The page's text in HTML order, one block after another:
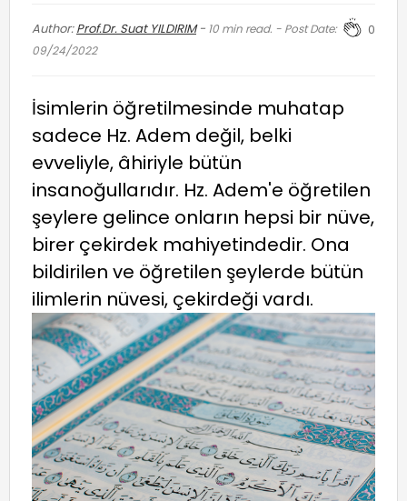
Author:Prof.Dr. Suat YILDIRIM- 10 min read. - Post Date:
09/24/2022
0
İsimlerin öğretilmesinde muhatap
sadece Hz. Adem değil, belki
evveliyle, âhiriyle bütün
insanoğullarıdır. Hz. Adem'e öğretilen
şeylere gelince onların hepsi bir nüve,
birer çekirdek mahiyetindedir. Ona
bildirilen ve öğretilen şeylerde bütün
ilimlerin nüvesi, çekirdeği vardı.